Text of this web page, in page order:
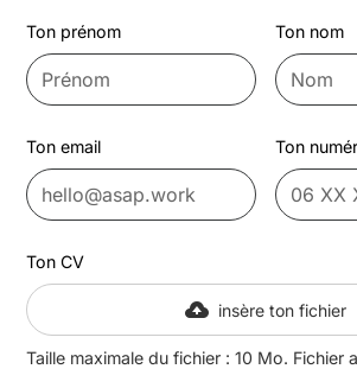
Ton prénom Ton nom
Ton email Ton
Ton CV
insère ton fichier
Taille maximale du fichier : 10 Mo. Fichier